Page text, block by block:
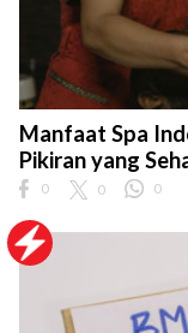
Manfaat Spa
Pikiran yang
0 0 0